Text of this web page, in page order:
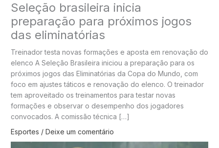
Seleção brasileira inicia
preparação para próximos jogos
das eliminatórias
Treinador testa novas formações e aposta em renovação do
elenco A Seleção Brasileira iniciou a preparação para os
próximos jogos das Eliminatórias da Copa do Mundo, com
foco em ajustes táticos e renovação do elenco. O treinador
tem aproveitado os treinamentos para testar novas
formações e observar o desempenho dos jogadores
convocados. A comissão técnica […]
Esportes / Deixe um comentário